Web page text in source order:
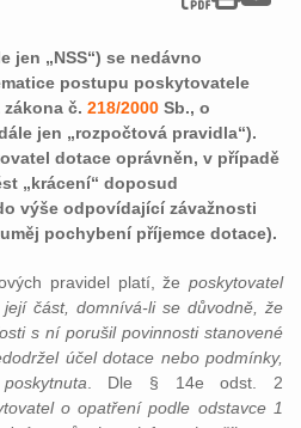
jen „NSS“) se nedávno
postupu poskytovatele
č. 218/2000 Sb., o
jen „rozpočtová pravidla“).
dotace oprávněn, v případě
„krácení“ doposud
výše odpovídající závažnosti
pochybení příjemce dotace).
pravidel platí, že poskytovatel
část, domnívá-li se důvodně, že
s ní porušil povinnosti stanovené
účel dotace nebo podmínky,
. Dle § 14e odst. 2
o opatření podle odstavce 1